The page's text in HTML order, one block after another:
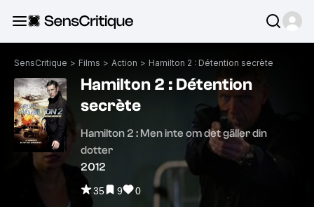
SensCritique > Films > Action > Hamilton 2 : Détention secrète
Hamilton 2 : Détention
secrète
Hamilton 2 : Men inte om det gäller din
dotter
2012
35 9 0